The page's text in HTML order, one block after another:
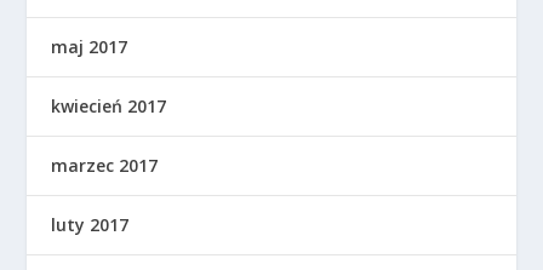
maj 2017
kwiecień 2017
marzec 2017
luty 2017